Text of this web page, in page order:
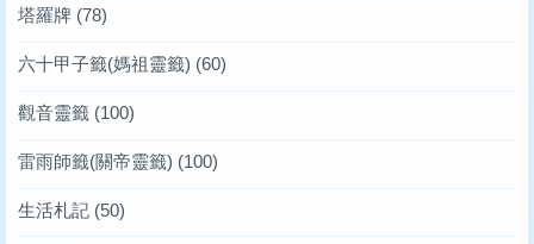
塔羅牌 (78)
六十甲子籤(媽祖靈籤) (60)
觀音靈籤 (100)
雷雨師籤(關帝靈籤) (100)
生活札記 (50)